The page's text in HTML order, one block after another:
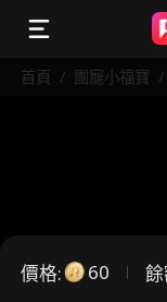
首頁 / 團寵小福寶 /
價格: 60